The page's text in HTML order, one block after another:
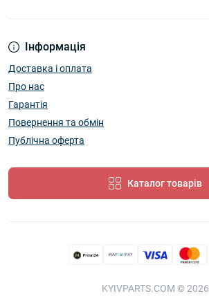
Інформація
Доставка і оплата
Про нас
Гарантія
Повернення та обмін
Публічна оферта
Каталог товарів
KYIVPARTS.COM © 2026